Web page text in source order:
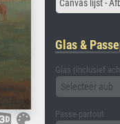
Glas &
Glas (inclusief
Selecteer aub
Passe-partout